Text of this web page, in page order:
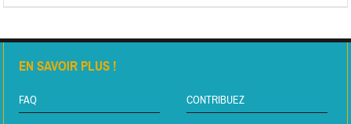
EN SAVOIR PLUS !
FAQ CONTRIBUEZ